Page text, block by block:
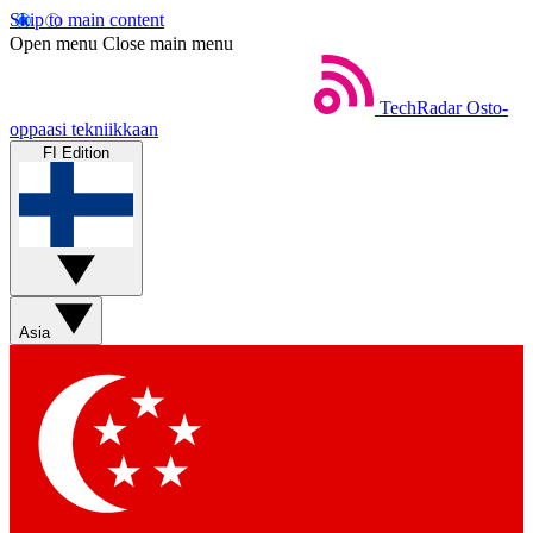
Skip to main content
Open menu Close main menu
TechRadar Osto-
oppaasi tekniikkaan
FI Edition
Asia